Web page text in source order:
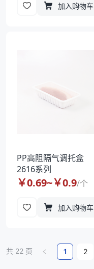
加入购物车
PP高阻隔气调托盒
2616系列
￥0.69~￥0.9/个
加入购物车
共 22 页 1 2